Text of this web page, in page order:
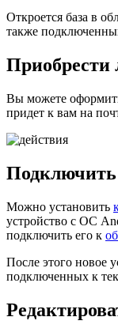
Откроется база в
также
Приобрести
Вы можете
придет к вам на
Подключить
Можно установить
устройство с ОС
подключить его к
После этого новое
подключенных к